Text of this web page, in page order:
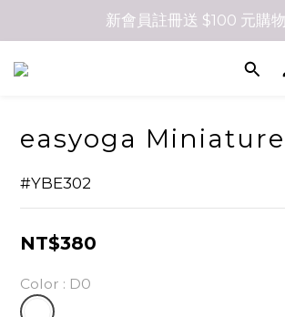
新會員註冊送 $100 元購
easyoga
#YBE302
NT$380
Color : D0